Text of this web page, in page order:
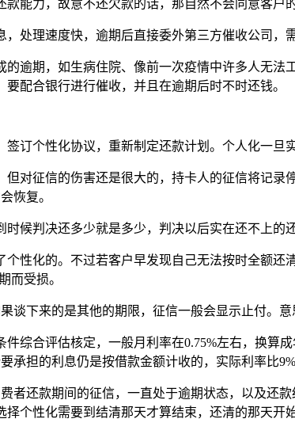
能力，故意不还欠款的话，那自然不会同意客户的
，处理速度快，逾期后直接委外第三方催收公司
逾期，如生病住院、像前一次疫情中许多人无
配合银行进行催收，并且在逾期后时不时还钱。
订个性化协议，重新制定还款计划。个人化一
对征信的伤害还是很大的，持卡人的征信将记
恢复。
时候判决还多少就是多少，判决以后实在还不上
性化的。不过若客户早发现自己无法按时全额
而受损。
谈下来的是其他的期限，征信一般会显示止付。意
综合评估核定，一般月利率在0.75%左右，换算
承担的利息仍是按借款金额计收的，实际利率比9%
者还款期间的征信，一直处于逾期状态，以及还
个性化需要到结清那天才算结束，还清的那天开